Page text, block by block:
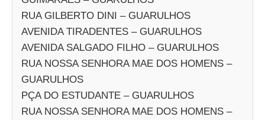
RUA GILBERTO DINI – GUARULHOS
AVENIDA TIRADENTES – GUARULHOS
AVENIDA SALGADO FILHO – GUARULHOS
RUA NOSSA SENHORA MAE DOS HOMENS –
GUARULHOS
PÇA DO ESTUDANTE – GUARULHOS
RUA NOSSA SENHORA MAE DOS HOMENS –